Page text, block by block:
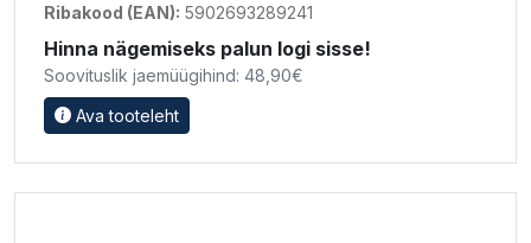
Ribakood (EAN): 5902693289241
Hinna nägemiseks palun logi sisse!
Soovituslik jaemüügihind: 48,90€
Ava tooteleht